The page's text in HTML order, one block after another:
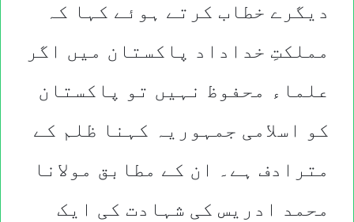
دیگرے خطاب کرتے ہوئے کہا کہ
مملکتِ خداداد پاکستان میں اگر
علماء محفوظ نہیں تو پاکستان
کو اسلامی جمہوریہ کہنا ظلم کے
مترادف ہے۔ ان کے مطابق مولانا
محمد ادریس کی شہادت کی ایک